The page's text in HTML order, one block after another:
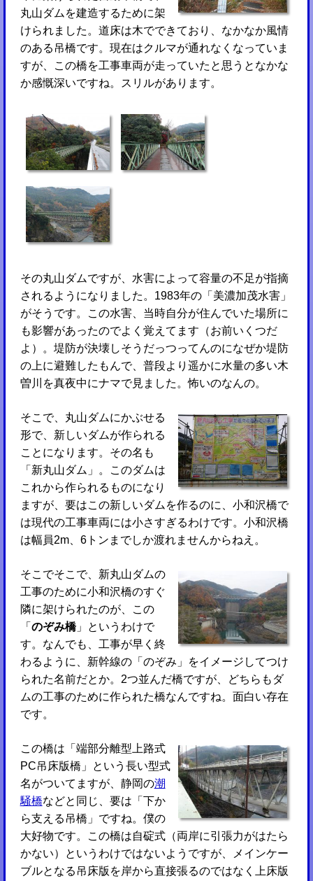
丸山ダムを建造するために架
けられました。道床は木でできており、なかなか風情
のある吊橋です。現在はクルマが通れなくなっていま
すが、この橋を工事車両が走っていたと思うとなかな
か感慨深いですね。スリルがあります。
その丸山ダムですが、水害によって容量の不足が指摘
されるようになりました。1983年の「美濃加茂水害」
がそうです。この水害、当時自分が住んでいた場所に
も影響があったのでよく覚えてます（お前いくつだ
よ）。堤防が決壊しそうだっつってんのになぜか堤防
の上に避難したもんで、普段より遥かに水量の多い木
曽川を真夜中にナマで見ました。怖いのなんの。
そこで、丸山ダムにかぶせる
形で、新しいダムが作られる
ことになります。その名も
「新丸山ダム」。このダムは
これから作られるものになり
ますが、要はこの新しいダムを作るのに、小和沢橋で
は現代の工事車両には小さすぎるわけです。小和沢橋
は幅員2m、6トンまでしか渡れませんからねえ。
そこでそこで、新丸山ダムの
工事のために小和沢橋のすぐ
隣に架けられたのが、この
「 のぞみ橋」というわけで
す。なんでも、工事が早く終
わるように、新幹線の「のぞみ」をイメージしてつけ
られた名前だとか。2つ並んだ橋ですが、どちらもダ
ムの工事のために作られた橋なんですね。面白い存在
です。
この橋は「端部分離型上路式
PC吊床版橋」という長い型式
名がついてますが、静岡の潮
騒橋などと同じ、要は「下か
ら支える吊橋」ですね。僕の
大好物です。この橋は自碇式（両岸に引張力がはたら
かない）というわけではないようですが、メインケー
ブルとなる吊床版を岸から直接張るのではなく上床版